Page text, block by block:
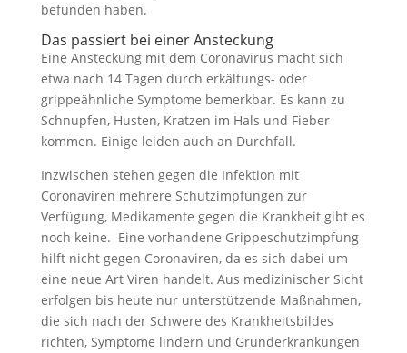
befunden haben.
Das passiert bei einer Ansteckung
Eine Ansteckung mit dem Coronavirus macht sich
etwa nach 14 Tagen durch erkältungs- oder
grippeähnliche Symptome bemerkbar. Es kann zu
Schnupfen, Husten, Kratzen im Hals und Fieber
kommen. Einige leiden auch an Durchfall.
Inzwischen stehen gegen die Infektion mit
Coronaviren mehrere Schutzimpfungen zur
Verfügung, Medikamente gegen die Krankheit gibt es
noch keine. Eine vorhandene Grippeschutzimpfung
hilft nicht gegen Coronaviren, da es sich dabei um
eine neue Art Viren handelt. Aus medizinischer Sicht
erfolgen bis heute nur unterstützende Maßnahmen,
die sich nach der Schwere des Krankheitsbildes
richten, Symptome lindern und Grunderkrankungen